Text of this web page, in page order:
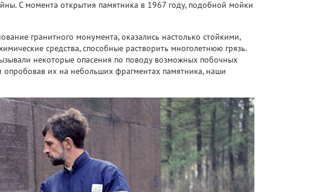
С момента открытия памятника в 1967 году, подобной мойки
гранитного монумента, оказались настолько стойкими,
средства, способные растворить многолетнюю грязь.
некоторые опасения по поводу возможных побочных
опробовав их на небольших фрагментах памятника, наши